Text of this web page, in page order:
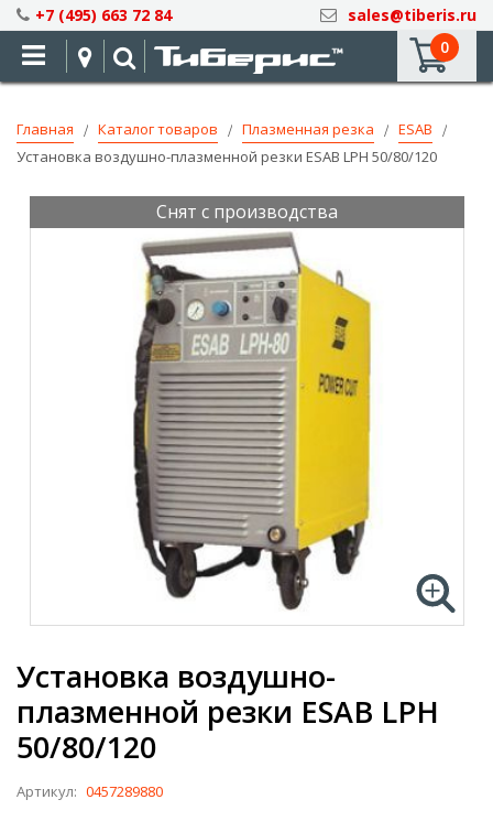
Skip
to
Content
+7 (495) 663 72 84
sales@tiberis.ru
0
Главная Каталог товаров Плазменная резка
ESAB
Установка воздушно-плазменной резки ESAB LPH 50/80/120
Установка воздушно-
плазменной резки ESAB LPH
50/80/120
Артикул: 0457289880
Снят с производства